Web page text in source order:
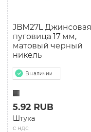
JBM27L Джинсовая
пуговица 17 мм,
матовый черный
никель
В наличии
с ндс
5.92 RUB
Штука